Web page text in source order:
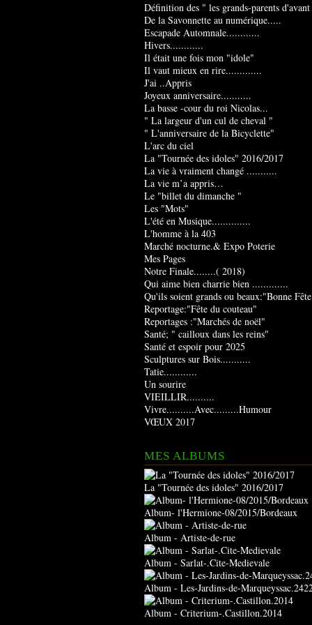
Définition des " les grands-parents
De la Savonnette au numérique.....
Escapade Automnale............
Hivers............
Il était une fois mon "idole"
Il vaut mieux en rire.............
J'ai ..Appris
Joyeux anniversaire...........
La basse -cour du roi Nicolas...
" La largeur d'un cul de cheval "
" L'anniversaire de la Bicyclette"
L'arc du ciel
La "Tournée des idoles" 2016/2017
La vie à vraiment changé ...........
La vie m’a appris…
Le "billet du dimanche "
Les "Mots"
L'été en Musique..............
L'homme à la 403
Marché nocturne.& Expo Poterie
Mes Pages
Notre Finale........( 2018)
Qui aime bien charrie bien .............
Qu'ils soient grands ou beaux:"Bonne
Reportage:"Fête du couteau"
Reportages :"Marchés de noël"
Santé; " cailloux dans les reins"
Santé et espoir pour 2025
Sculptures sur Bois...........
Tatie............
Un sourire
VIEILLIR..........
Vivre..........Avec.........Humour
VŒUX 2017
MES ALBUMS
La "Tournée des idoles" 2016/2017
Album- l'Hermione-08/2015/Bordeaux
Album - Artiste-de-rue
Album - Sarlat-.Cite-Medievale
Album - Les-Jardins-de-
Album - Criterium-.Castillon.2014